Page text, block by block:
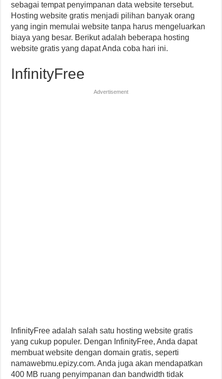
sebagai tempat penyimpanan data website tersebut.
Hosting website gratis menjadi pilihan banyak orang
yang ingin memulai website tanpa harus mengeluarkan
biaya yang besar. Berikut adalah beberapa hosting
website gratis yang dapat Anda coba hari ini.
InfinityFree
Advertisement
InfinityFree adalah salah satu hosting website gratis
yang cukup populer. Dengan InfinityFree, Anda dapat
membuat website dengan domain gratis, seperti
namawebmu.epizy.com. Anda juga akan mendapatkan
400 MB ruang penyimpanan dan bandwidth tidak